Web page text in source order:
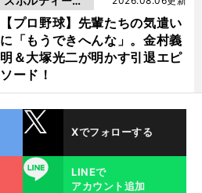
【プロ野球】先輩たちの気遣い
に「もうできへんな」。金村義
明＆大塚光二が明かす引退エピ
ソード！
動画
Xでフォローする
LINE
LINEで
アカウント追加